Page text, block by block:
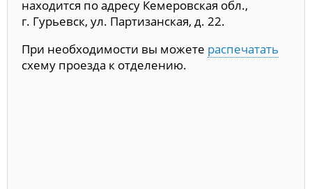
находится по адресу Кемеровская обл.,
г. Гурьевск, ул. Партизанская, д. 22.
При необходимости вы можете распечатать
схему проезда к отделению.